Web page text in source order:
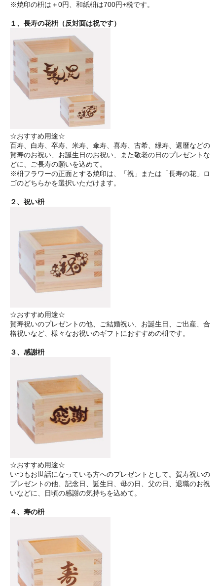
※焼印の枡は＋0円、和紙枡は700円+税です。
１、長寿の花枡（反対面は祝です）
☆おすすめ用途☆
百寿、白寿、卒寿、米寿、傘寿、喜寿、古希、緑寿、還暦などの
賀寿のお祝い、お誕生日のお祝い、また敬老の日のプレゼントな
どに、ご長寿の願いを込めて。
※枡フラワーの正面とする焼印は、「祝」または「長寿の花」ロ
ゴのどちらかを選択いただけます。
２、祝い枡
☆おすすめ用途☆
賀寿祝いのプレゼントの他、ご結婚祝い、お誕生日、ご出産、合
格祝いなど、様々なお祝いのギフトにおすすめの枡です。
３、感謝枡
☆おすすめ用途☆
いつもお世話になっている方へのプレゼントとして。賀寿祝いの
プレゼントの他、記念日、誕生日、母の日、父の日、退職のお祝
いなどに、日頃の感謝の気持ちを込めて。
４、寿の枡